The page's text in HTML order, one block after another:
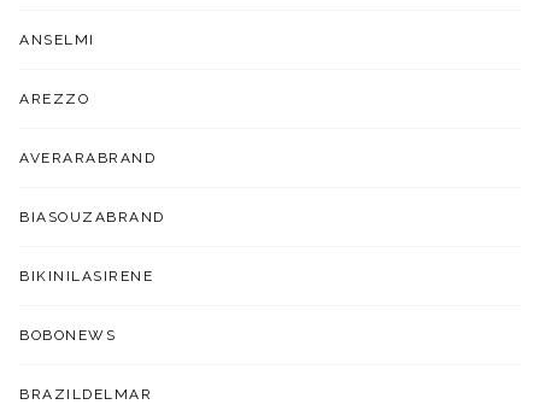
ANSELMI
AREZZO
AVERARABRAND
BIASOUZABRAND
BIKINILASIRENE
BOBONEWS
BRAZILDELMAR